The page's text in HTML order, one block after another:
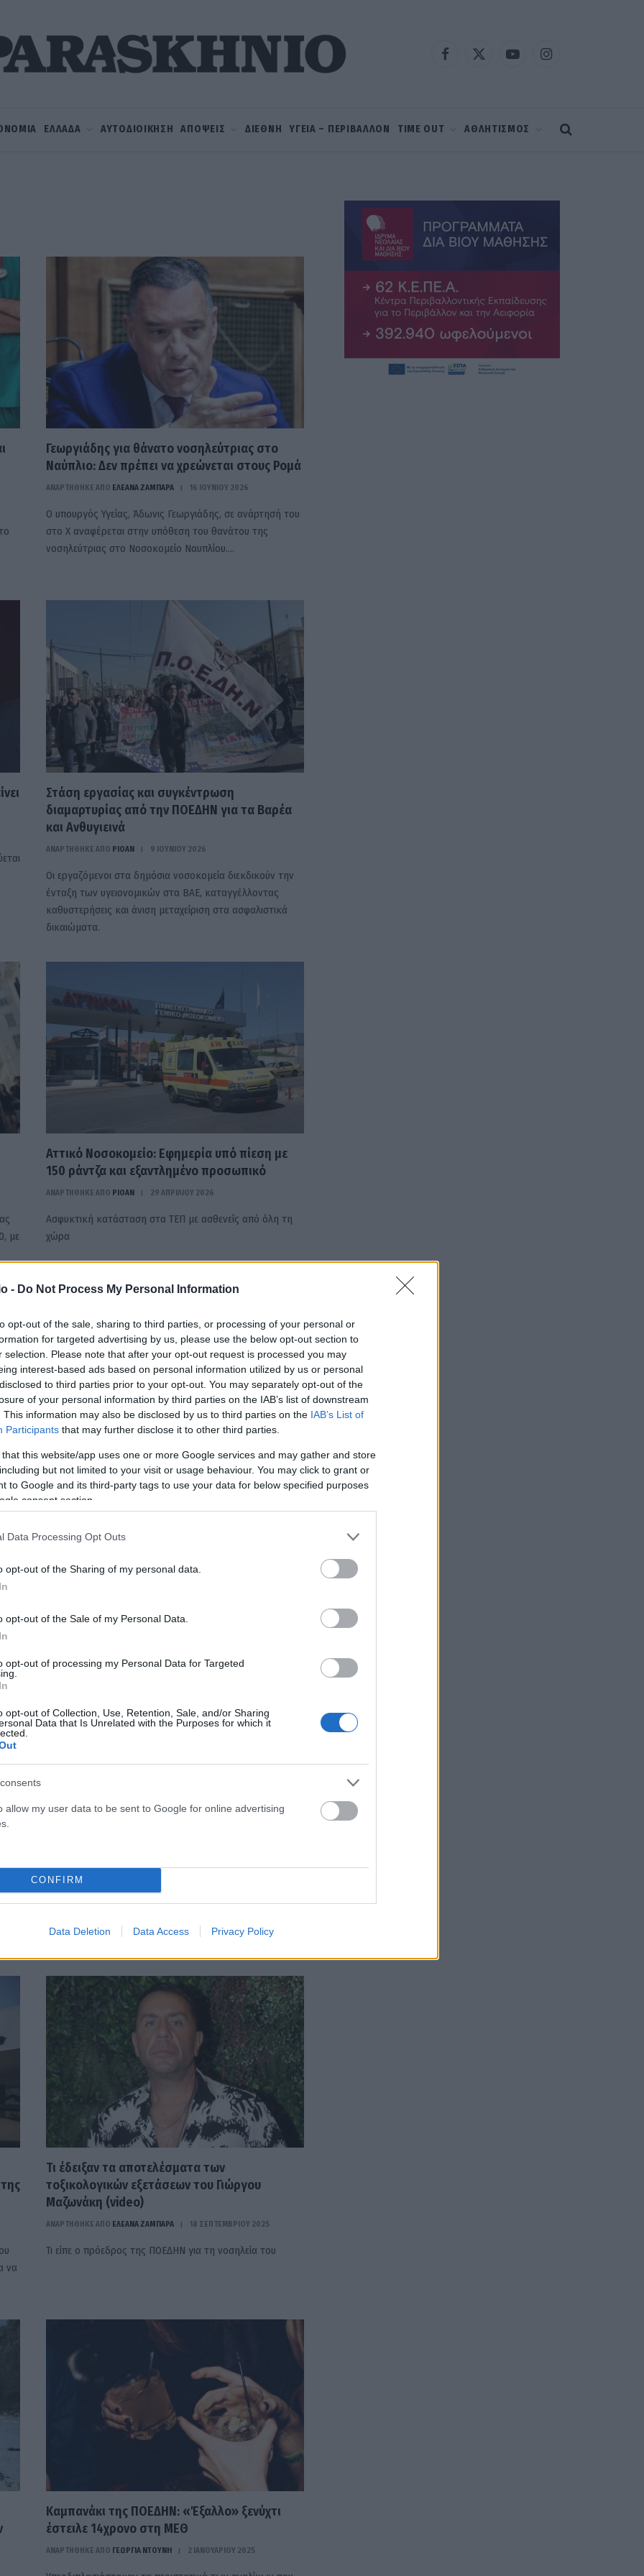
- Do Not Process My Personal Information
opt-out of the sale, sharing to third parties, or processing of your personal or
for targeted advertising by us, please use the below opt-out section to
selection. Please note that after your opt-out request is processed you may
interest-based ads based on personal information utilized by us or personal
to third parties prior to your opt-out. You may separately opt-out of the
of your personal information by third parties on the IAB’s list of downstream
This information may also be disclosed by us to third parties on the IAB’s List of
Participants that may further disclose it to other third parties.
that this website/app uses one or more Google services and may gather and store
but not limited to your visit or usage behaviour. You may click to grant or
to Google and its third-party tags to use your data for below specified purposes
consent section.
Data Processing Opt Outs
opt-out of the Sharing of my personal data.
opt-out of the Sale of my Personal Data.
opt-out of processing my Personal Data for Targeted
opt-out of Collection, Use, Retention, Sale, and/or Sharing
Data that Is Unrelated with the Purposes for which it
allow my user data to be sent to Google for online advertising
CONFIRM
Data Deletion Data Access Privacy Policy
Facebook
X
YouTubeInstagram
ΕΛΛΑΔΑ ΑΥΤΟΔΙΟΙΚΗΣΗ ΑΠΟΨΕΙΣ ΔΙΕΘΝΗ ΥΓΕΙΑ – ΠΕΡΙΒΑΛΛΟΝ TIME OUT ΑΘΛΗΤΙΣΜΟΣ
Γεωργιάδης για θάνατο νοσηλεύτριας στο
Ναύπλιο: Δεν πρέπει να χρεώνεται στους Ρομά
ΑΝΑΡΤΗΘΗΚΕ ΑΠΟ ΕΛΕΑΝΑ ΖΑΜΠΑΡΑ 16 ΙΟΥΝΊΟΥ 2026
Ο υπουργός Υγείας, Άδωνις Γεωργιάδης, σε ανάρτησή του
στο Χ αναφέρεται στην υπόθεση του θανάτου της
νοσηλεύτριας στο Νοσοκομείο Ναυπλίου.…
Στάση εργασίας και συγκέντρωση
διαμαρτυρίας από την ΠΟΕΔΗΝ για τα Βαρέα
και Ανθυγιεινά
ΑΝΑΡΤΗΘΗΚΕ ΑΠΟ PIOAN 9 ΙΟΥΝΊΟΥ 2026
Οι εργαζόμενοι στα δημόσια νοσοκομεία διεκδικούν την
ένταξη των υγειονομικών στα ΒΑΕ, καταγγέλλοντας
καθυστερήσεις και άνιση μεταχείριση στα ασφαλιστικά
δικαιώματα.
με
Αττικό Νοσοκομείο: Εφημερία υπό πίεση με
150 ράντζα και εξαντλημένο προσωπικό
ΑΝΑΡΤΗΘΗΚΕ ΑΠΟ PIOAN 29 ΑΠΡΙΛΊΟΥ 2026
Ασφυκτική κατάσταση στα ΤΕΠ με ασθενείς από όλη τη
χώρα
Στη ΜΕΘ 19χρονος με μηνιγγίτιδα στα Τρίκαλα
– Σταθερή αλλά σοβαρή η κατάστασή του
Διασωληνωμένος από τη Μεγάλη Δευτέρα –
Χημειοπροφύλαξη σε υγειονομικούς που ήρθαν σε επαφή
Επείγοντα του νοσοκομείου χωρίς φύλαξη
Σοβαρό περιστατικό βίας που αναδεικνύει τα κενά
να
Τι έδειξαν τα αποτελέσματα των
τοξικολογικών εξετάσεων του Γιώργου
Μαζωνάκη (video)
ΑΝΑΡΤΗΘΗΚΕ ΑΠΟ ΕΛΕΑΝΑ ΖΑΜΠΑΡΑ 18 ΣΕΠΤΕΜΒΡΊΟΥ 2025
Τι είπε ο πρόεδρος της ΠΟΕΔΗΝ για τη νοσηλεία του
Καμπανάκι της ΠΟΕΔΗΝ: «Έξαλλο» ξενύχτι
έστειλε 14χρονο στη ΜΕΘ
ΑΝΑΡΤΗΘΗΚΕ ΑΠΟ ΓΕΩΡΓΊΑ ΝΤΟΎΝΗ 2 ΙΑΝΟΥΑΡΊΟΥ 2025